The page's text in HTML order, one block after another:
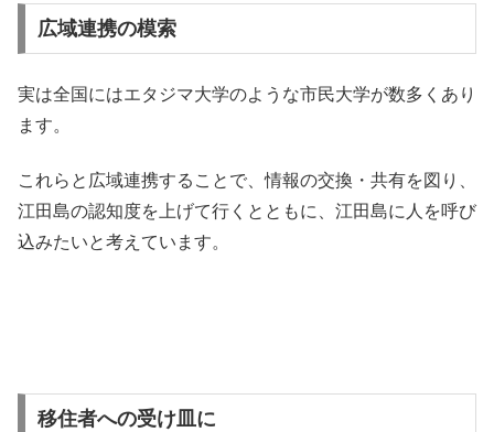
広域連携の模索
実は全国にはエタジマ大学のような市民大学が数多くあり
ます。
これらと広域連携することで、情報の交換・共有を図り、
江田島の認知度を上げて行くとともに、江田島に人を呼び
込みたいと考えています。
移住者への受け皿に